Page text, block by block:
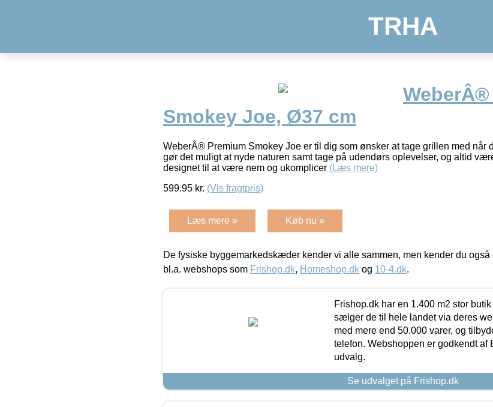
TRHA
Smokey Joe, Ø37 cm
WeberÂ® Premium Smokey Joe er til dig som ønsker at tage grillen med når
gør det muligt at nyde naturen samt tage på udendørs oplevelser, og altid
designet til at være nem og ukomplicer (Læs mere)
599.95 kr. (Vis fragtpris)
Læs mere » Køb nu »
De fysiske byggemarkedskæder kender vi alle sammen, men kender du
bl.a. webshops som Frishop.dk, Homeshop.dk og 10-4.dk.
Frishop.dk har en 1.400 m2 stor
sælger de til hele landet via deres
med mere end 50.000 varer, og
telefon. Webshoppen er godkendt
udvalg.
Se udvalget på Frishop.dk